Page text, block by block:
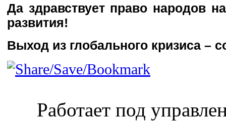
Да здравствует право народов
развития!
Выход из глобального кризиса –
Работает под